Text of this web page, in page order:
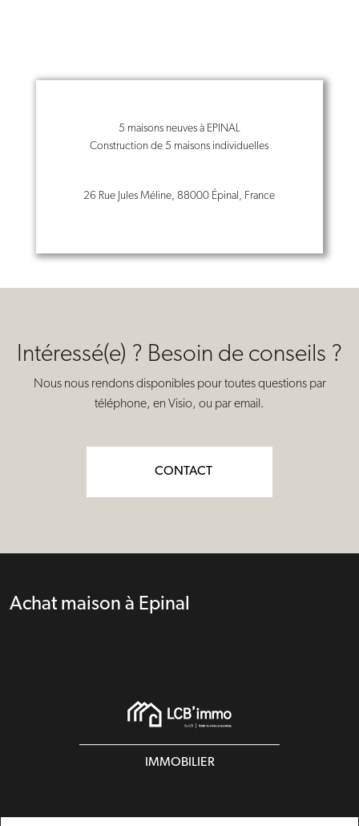
5 maisons neuves à EPINAL
Construction de 5 maisons individuelles
26 Rue Jules Méline, 88000 Épinal, France
Intéressé(e) ? Besoin de conseils ?
Nous nous rendons disponibles pour toutes questions par
téléphone, en Visio, ou par email.
CONTACT
Achat maison à Epinal
IMMOBILIER